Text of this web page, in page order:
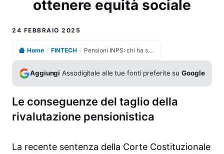
ottenere equità sociale
24 FEBBRAIO 2025
Home / FINTECH / Pensioni INPS: chi ha subito maggiori ingiustizie e come ottenere equità sociale
Aggiungi Assodigitale alle tue fonti preferite suGoogle
Le conseguenze del taglio della
rivalutazione pensionistica
La recente sentenza della Corte Costituzionale